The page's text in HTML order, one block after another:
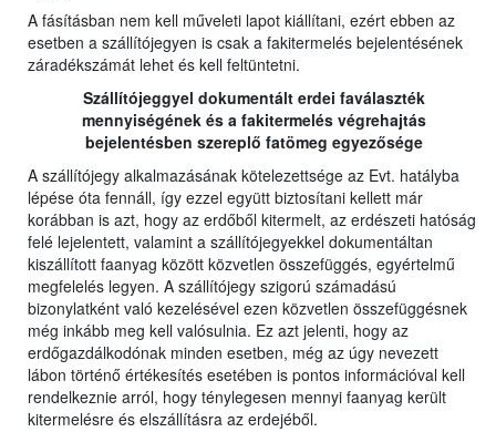
A fásításban nem kell műveleti lapot kiállítani, ezért ebben az
esetben a szállítójegyen is csak a fakitermelés bejelentésének
záradékszámát lehet és kell feltüntetni.
Szállítójeggyel dokumentált erdei faválaszték
mennyiségének és a fakitermelés végrehajtás
bejelentésben szereplő fatömeg egyezősége
A szállítójegy alkalmazásának kötelezettsége az Evt. hatályba
lépése óta fennáll, így ezzel együtt biztosítani kellett már
korábban is azt, hogy az erdőből kitermelt, az erdészeti hatóság
felé lejelentett, valamint a szállítójegyekkel dokumentáltan
kiszállított faanyag között közvetlen összefüggés, egyértelmű
megfelelés legyen. A szállítójegy szigorú számadású
bizonylatként való kezelésével ezen közvetlen összefüggésnek
még inkább meg kell valósulnia. Ez azt jelenti, hogy az
erdőgazdálkodónak minden esetben, még az úgy nevezett
lábon történő értékesítés esetében is pontos információval kell
rendelkeznie arról, hogy ténylegesen mennyi faanyag került
kitermelésre és elszállításra az erdejéből.